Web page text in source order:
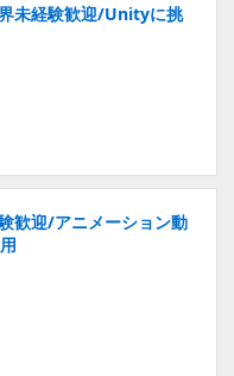
未経験歓迎/Unityに挑
歓迎/アニメーション動